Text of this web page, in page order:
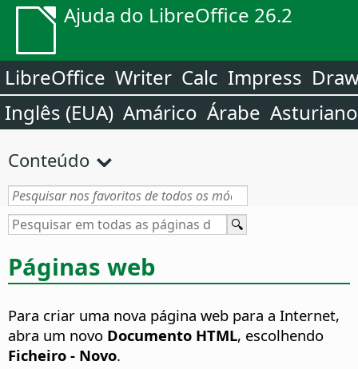
Ajuda do LibreOffice 26.2
LibreOffice Writer Calc Impress
Inglês (EUA) Amárico Árabe Asturiano
Conteúdo
Páginas web
Para criar uma nova página web para a Internet,
abra um novo Documento HTML, escolhendo
Ficheiro - Novo.